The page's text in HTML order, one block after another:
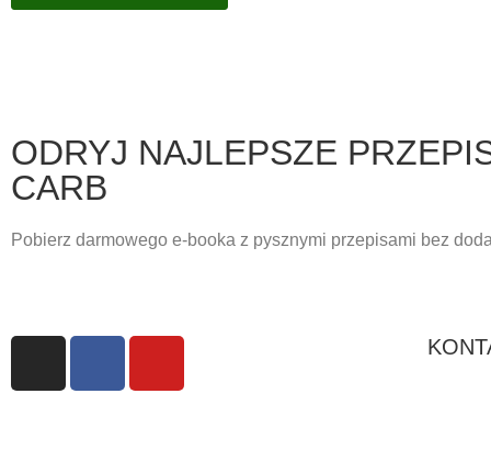
ODRYJ NAJLEPSZE
CARB
Pobierz darmowego e-booka z pysznymi przepisami bez